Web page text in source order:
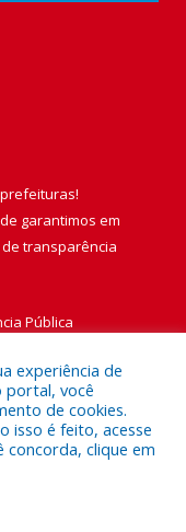
!
garantimos em
transparência
Pública
Municipal de Vigia de
experiência de
portal, você
de cookies.
isso é feito, acesse
concorda, clique em